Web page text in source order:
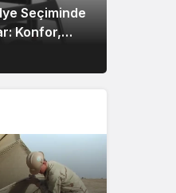
Seçiminde
Konfor,
Tercihi